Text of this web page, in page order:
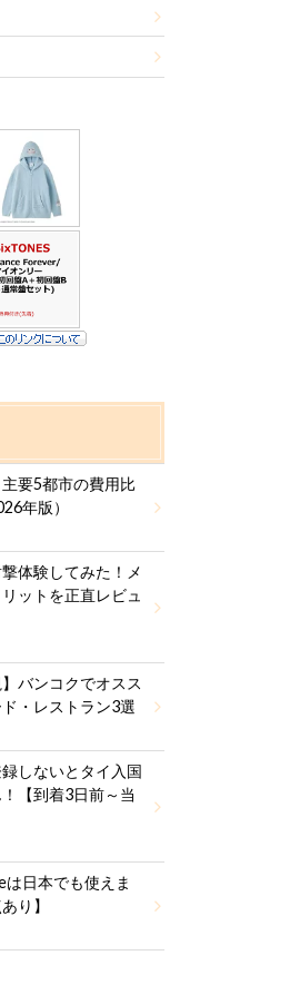
主要5都市の費用比
年版）
体験してみた！メ
ットを正直レビュ
】バンコクでオスス
・レストラン3選
しないとタイ入国
【到着3日前～当
日本でも使えま
り】